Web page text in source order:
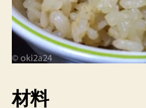
レ
ピ
♪
へ
材料